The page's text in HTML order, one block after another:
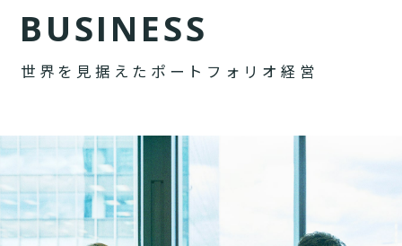
BUSINESS
世 界 を 見 据 え た ポ ー ト フ ォ リ オ 経 営